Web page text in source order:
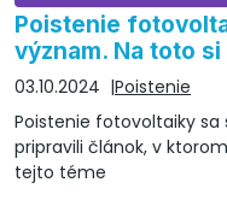
Poistenie
význam. Na toto
03.10.2024
Poistenie
Poistenie fotovoltaiky sa
pripravili článok, v
tejto téme